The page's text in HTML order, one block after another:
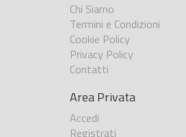
Chi Siamo
Termini e Condizioni
Cookie Policy
Privacy Policy
Contatti
Area Privata
Accedi
Registrati